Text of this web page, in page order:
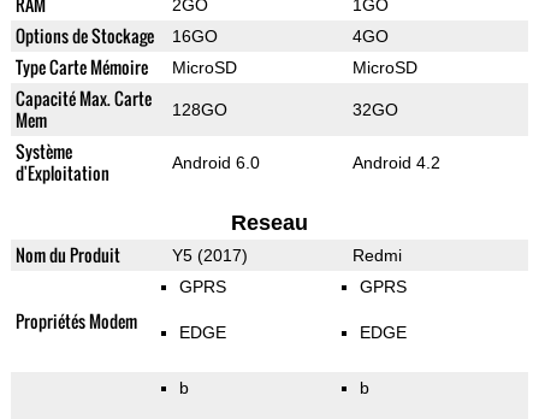
2GO 1GO
Options de Stockage 16GO 4GO
Type Carte Mémoire MicroSD MicroSD
Capacité Max. Carte
Mem
128GO 32GO
Système
d'Exploitation
Android 6.0 Android 4.2
Reseau
Nom du Produit Y5 (2017) Redmi
Propriétés Modem
GPRS
EDGE
GPRS
EDGE
b b